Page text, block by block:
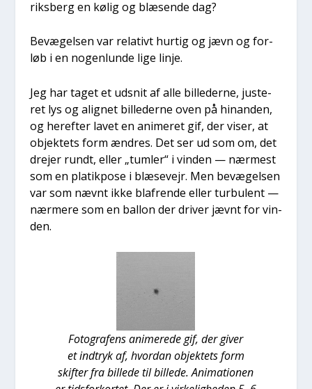
riks­berg en kølig og blæ­sen­de dag?
Bevæ­gel­sen var rela­tivt hur­tig og jævn og for­
løb i en nogen­lun­de lige linje.
Jeg har taget et udsnit af alle bil­le­der­ne, juste­
ret lys og alig­net bil­le­der­ne oven på hin­an­den,
og her­ef­ter lavet en ani­me­ret gif, der viser, at
objek­tets form ændres. Det ser ud som om, det
dre­jer rundt, eller „tum­ler“ i vin­den — nær­mest
som en pla­tikpo­se i blæ­se­vejr. Men bevæ­gel­sen
var som nævnt ikke blaf­ren­de eller tur­bu­lent —
nær­me­re som en bal­lon der dri­ver jævnt for vin­
den.
Foto­gra­fens ani­me­re­de gif, der giver
et ind­tryk af, hvor­dan objek­tets form
skif­ter fra bil­le­de til bil­le­de. Ani­ma­tio­nen